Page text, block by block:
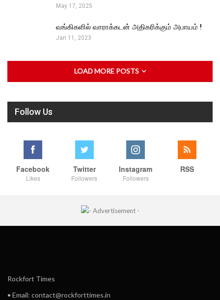
May 17, 2025
வங்கிகளில் வாராக்கடன் அதிகரிக்கும் அபாயம் !
Jan 11, 2023
LOAD MORE POSTS
Follow Us
Facebook
Likes
Twitter
Followers
Instagram
Followers
RSS
Rockfort Times
• Email: contact@rockforttimes.in